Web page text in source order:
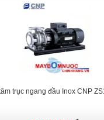
trục ngang đầu Inox CNP